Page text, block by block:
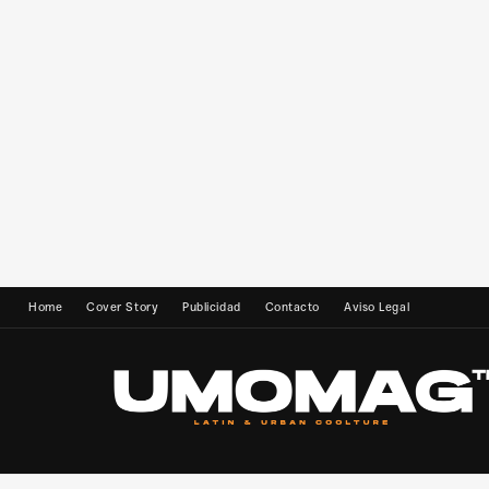
Home Cover Story Publicidad Contacto Aviso Legal